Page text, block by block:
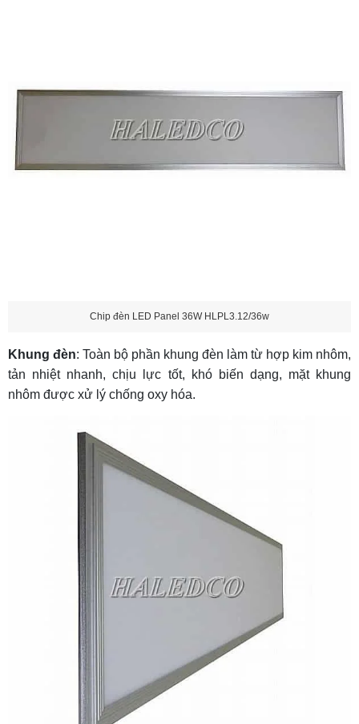
Chip đèn LED Panel 36W HLPL3.12/36w
Khung đèn: Toàn bộ phần khung đèn làm từ hợp kim nhôm,
tản nhiệt nhanh, chịu lực tốt, khó biến dạng, mặt khung
nhôm được xử lý chống oxy hóa.